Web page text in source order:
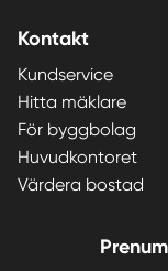
Kontakt
Kundservice
Hitta mäklare
För byggbolag
Huvudkontoret
Värdera bostad